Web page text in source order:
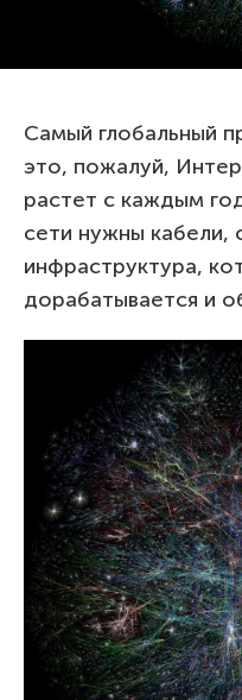
Самый глобальный
это, пожалуй,
растет с каждым
сети нужны кабели,
инфраструктура,
дорабатывается и